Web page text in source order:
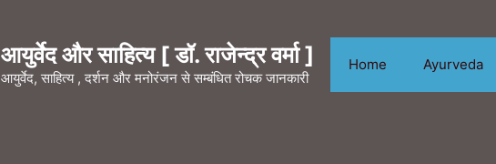
आयुर्वेद और साहित्य [ डॉ. राजेन्द्र वर्मा ]
आयुर्वेद, साहित्य , दर्शन और मनोरंजन से सम्बंधित रोचक जानकारी
Home Ayurveda